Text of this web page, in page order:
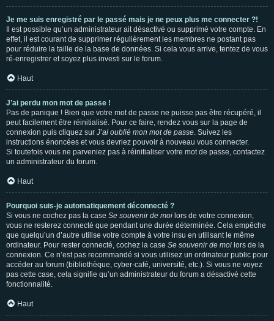
Je me suis enregistré par le passé mais je ne peux plus me connecter ?!
Il est possible qu’un administrateur ait désactivé ou supprimé votre compte. En
effet, il est courant de supprimer régulièrement les membres ne postant pas
pour réduire la taille de la base de données. Si cela vous arrive, tentez de vous
ré-enregistrer et soyez plus investi sur le forum.
Haut
J’ai perdu mon mot de passe !
Pas de panique ! Bien que votre mot de passe ne puisse pas être récupéré, il
peut facilement être réinitialisé. Pour ce faire, rendez vous sur la page de
connexion puis cliquez sur J’ai oublié mon mot de passe. Suivez les
instructions énoncées et vous devriez pouvoir à nouveau vous connecter.
Si toutefois vous ne parveniez pas à réinitialiser votre mot de passe, contactez
un administrateur du forum.
Haut
Pourquoi suis-je automatiquement déconnecté ?
Si vous ne cochez pas la case Se souvenir de moi lors de votre connexion,
vous ne resterez connecté que pendant une durée déterminée. Cela empêche
que quelqu’un d’autre utilise votre compte à votre insu en utilisant le même
ordinateur. Pour rester connecté, cochez la case Se souvenir de moi lors de la
connexion. Ce n’est pas recommandé si vous utilisez un ordinateur public pour
accéder au forum (bibliothèque, cyber-café, université, etc.). Si vous ne voyez
pas cette case, cela signifie qu’un administrateur du forum a désactivé cette
fonctionnalité.
Haut